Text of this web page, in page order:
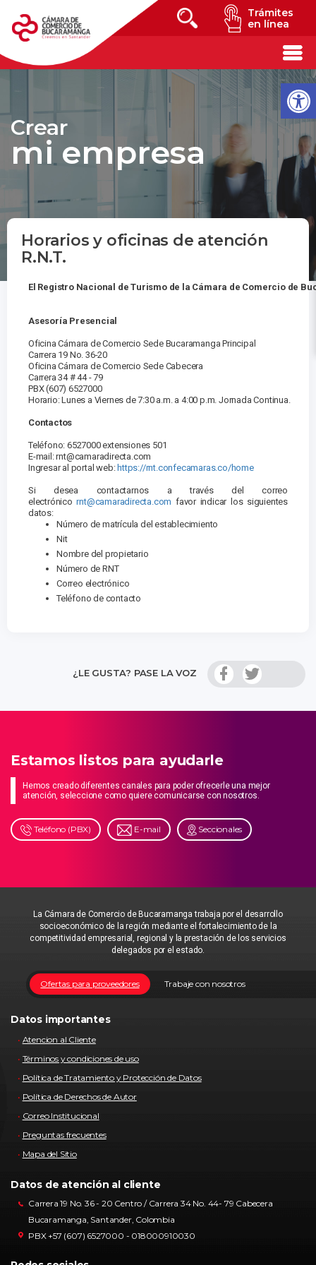
Trámites
en línea
Crear
mi empresa
Horarios y oficinas de atención
R.N.T.
El Registro Nacional de Turismo de la Cámara de Comercio de
Asesoría Presencial
Oficina Cámara de Comercio Sede Bucaramanga Principal
Carrera 19 No. 36-20
Oficina Cámara de Comercio Sede Cabecera
Carrera 34 # 44 - 79
PBX (607) 6527000
Horario: Lunes a Viernes de 7:30 a.m. a 4:00 p.m. Jornada Continua.
Contactos
Teléfono: 6527000 extensiones 501
E-mail: rnt@camaradirecta.com
Ingresar al portal web: https://rnt.confecamaras.co/home
Si desea contactarnos a través del correo
electrónicornt@camaradirecta.com favor indicar los siguientes
datos:
Número de matrícula del establecimiento
Nit
Nombre del propietario
Número de RNT
Correo electrónico
Teléfono de contacto
¿LE GUSTA? PASE LA VOZ
Estamos listos para ayudarle
Hemos creado diferentes canales para poder ofrecerle una mejor
atención, seleccione como quiere comunicarse con nosotros.
Teléfono (PBX) E-mail Seccionales
La Cámara de Comercio de Bucaramanga trabaja por el desarrollo
socioeconómico de la región mediante el fortalecimiento de la
competitividad empresarial, regional y la prestación de los servicios
delegados por el estado.
Trabaje con nosotros
Ofertas para proveedores
Datos importantes
Atencion al Cliente
Términos y condiciones de uso
Política de Tratamiento y Protección de Datos
Política de Derechos de Autor
Correo Institucional
Preguntas frecuentes
Mapa del Sitio
Datos de atención al cliente
Carrera 19 No. 36 - 20 Centro / Carrera 34 No. 44- 79 Cabecera
Bucaramanga, Santander, Colombia
PBX +57 (607) 6527000 - 018000910030